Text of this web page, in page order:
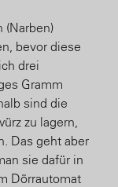
(Narben)
bevor diese
drei
Gramm
sind die
zu lagern,
Das geht aber
sie dafür in
Dörrautomat